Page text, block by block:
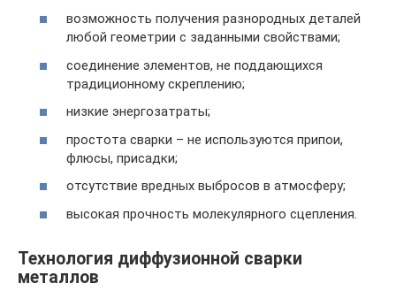
возможность получения разнородных деталей
любой геометрии с заданными свойствами;
соединение элементов, не поддающихся
традиционному скреплению;
низкие энергозатраты;
простота сварки – не используются припои,
флюсы, присадки;
отсутствие вредных выбросов в атмосферу;
высокая прочность молекулярного сцепления.
Технология диффузионной сварки
металлов